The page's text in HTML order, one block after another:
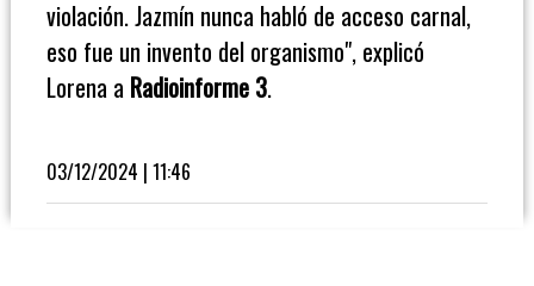
Radioinforme
violación. Jazmín nunca habló de acceso carnal,
eso fue un invento del organismo", explicó
Lorena a Radioinforme 3.
03/12/2024 | 11:46